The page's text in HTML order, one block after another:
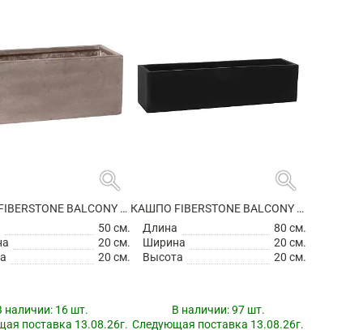
search
КАШПО FIBERSTONE BALCONY S, TAUPE
50 см.
20 см.
20 см.
наличии: 16 шт.
поставка 13.08.26г.
search
КАШПО FIBERSTONE BALCONY XL BLACK
Длина
80 см.
Ширина
20 см.
Высота
20 см.
В наличии:97 шт.
Следующая поставка 13.08.26г.